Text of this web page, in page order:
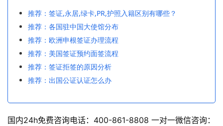
推荐：签证,永居,绿卡,PR,护照入籍区别有哪些？
推荐：各国驻中国大使馆分布
推荐：欧洲申根签证办理流程
推荐：美国签证预约面签流程
推荐：签证拒签的原因分析
推荐：出国公证认证怎么办
国内24h免费咨询电话：400-861-8808 一对一微信咨询：